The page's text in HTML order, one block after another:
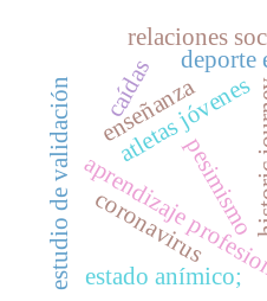
aprendizaje
deporte
atletas jóvenes
estudio de validación pesimismo
estado anímico;
relaciones
enseñanza
caídas
coronavirus